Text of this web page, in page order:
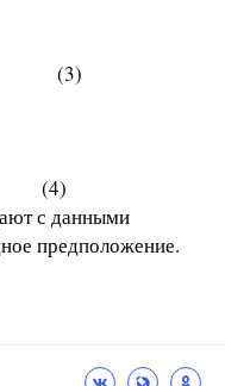
с данными
предположение.